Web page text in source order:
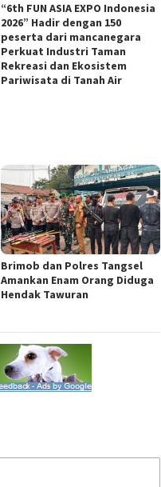
“6th FUN ASIA EXPO Indonesia
2026” Hadir dengan 150
peserta dari mancanegara
Perkuat Industri Taman
Rekreasi dan Ekosistem
Pariwisata di Tanah Air
Brimob dan Polres Tangsel
Amankan Enam Orang Diduga
Hendak Tawuran